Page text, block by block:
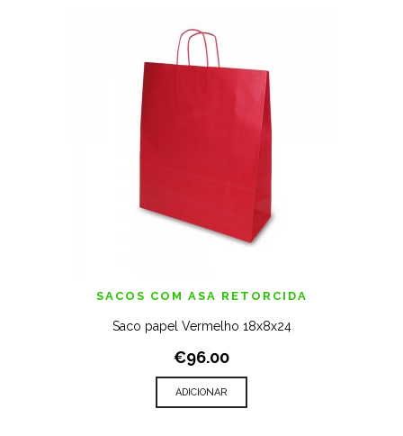
SACOS COM ASA RETORCIDA
Saco papel Vermelho 18x8x24
€96.00
ADICIONAR